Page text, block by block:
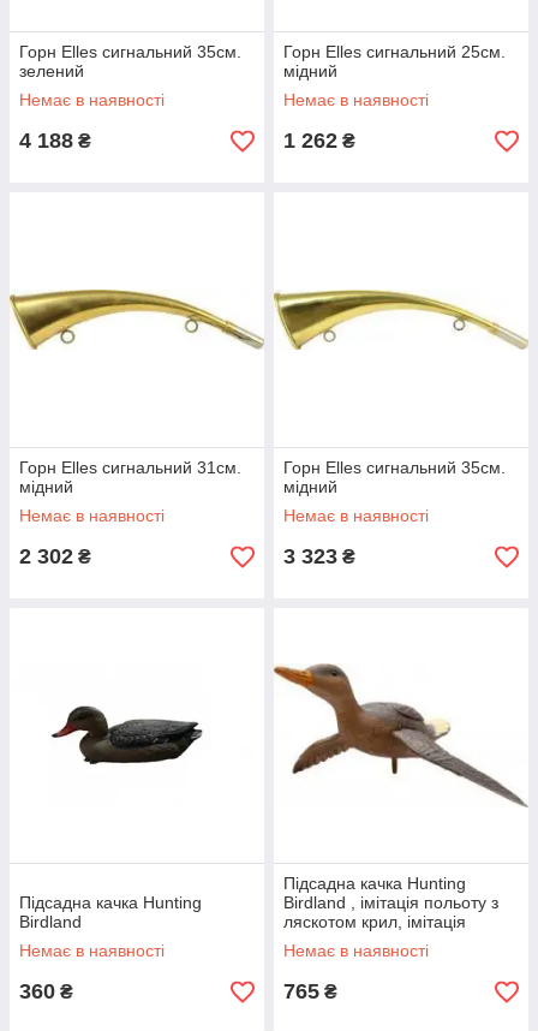
Горн Elles сигнальний 35см.
зелений
Немає в наявності
4 188 ₴
Горн Elles сигнальний 25см.
мідний
Немає в наявності
1 262 ₴
Горн Elles сигнальний 31см.
мідний
Немає в наявності
2 302 ₴
Горн Elles сигнальний 35см.
мідний
Немає в наявності
3 323 ₴
Підсадна качка Hunting
Birdland
Немає в наявності
360 ₴
Підсадна качка Hunting
Birdland , імітація польоту з
ляскотом крил, імітація
забарвлення пера
Немає в наявності
765 ₴